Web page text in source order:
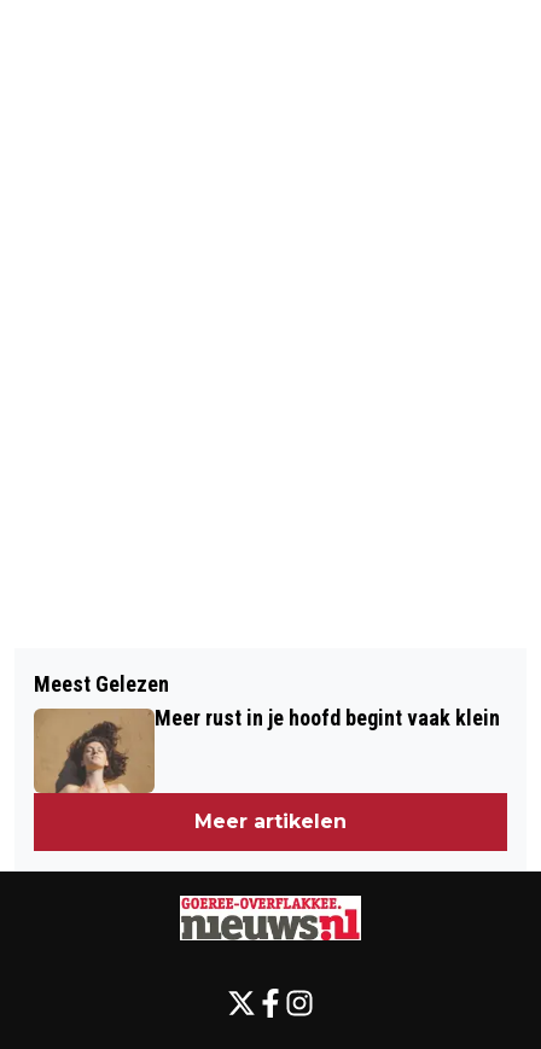
BAS VAN DER WAART
DISTRICTSKAMPIOEN JUDO!
NIEUW BOEK VOOR FLAKKEESE FEMKE
MEIJBOOM
Meest Gelezen
Meer rust in je hoofd begint vaak klein
Meer artikelen